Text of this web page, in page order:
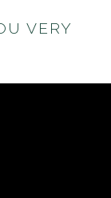
VERY